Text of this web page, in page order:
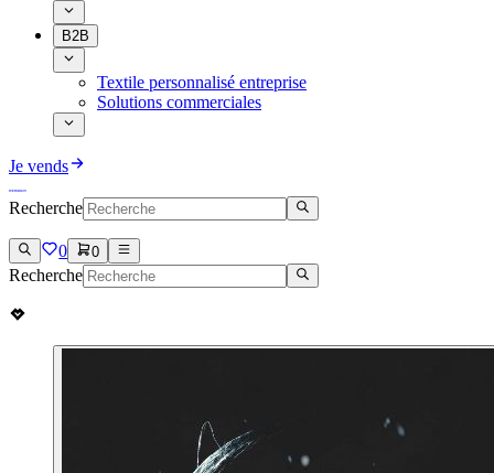
B2B
Textile personnalisé entreprise
Solutions commerciales
Je vends
Recherche
0 0
Recherche